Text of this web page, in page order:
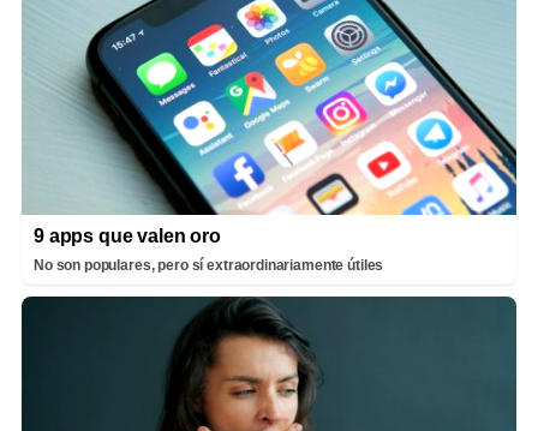
9 apps que valen oro
No son populares, pero sí extraordinariamente útiles